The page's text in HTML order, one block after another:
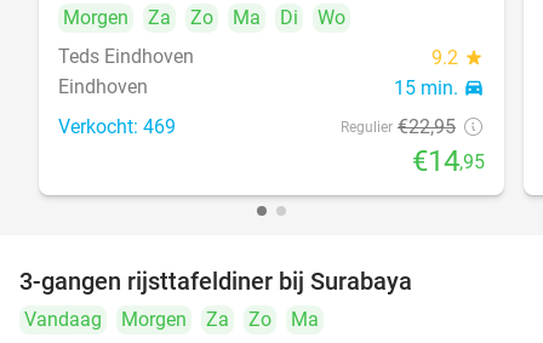
Morgen
Za Zo Ma Di
Wo
Teds Eindhoven
9.2 star
Eindhoven 15 min. directions_car
Verkocht: 469 Regulier €22,95
€14,95
3-gangen rijsttafeldiner bij Surabaya
Vandaag Morgen Za Zo
Ma